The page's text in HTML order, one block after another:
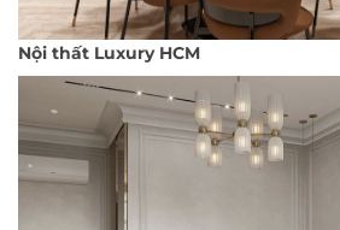
Nội thất Luxury HCM